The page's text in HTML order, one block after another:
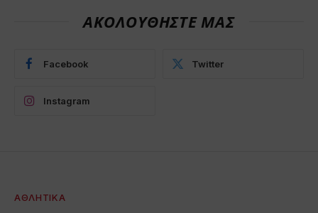
ΑΚΟΛΟΥΘΗΣΤΕ ΜΑΣ
Facebook Twitter
Instagram
ΑΘΛΗΤΙΚΆ